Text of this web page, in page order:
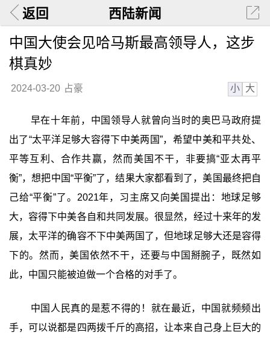
返回 西陆新闻
中国大使会见哈马斯最高领导人，这步
棋真妙
2024-03-20 占豪 小 大
早在十年前，中国领导人就曾向当时的奥巴马政府提
出了“太平洋足够大容得下中美两国”，希望中美和平共处、
平等互利、合作共赢，然而美国不干，非要搞“亚太再平
衡”，想把中国“平衡”了，结果大家都看到了，美国最终把自
己给“平衡”了。2021年，习主席又向美国提出：地球足够
大，容得下中美各自和共同发展。很显然，经过十来年的发
展，太平洋的确容不下中美两国了，但地球足够大还是容得
下的。然而，美国依然不干，还要与中国掰腕子，既然如
此，中国只能被迫做一个合格的对手了。
中国人民真的是惹不得的！就在最近，中国就频频出
手，可以说都是四两拨千斤的高招，让本来自己身上巨大的